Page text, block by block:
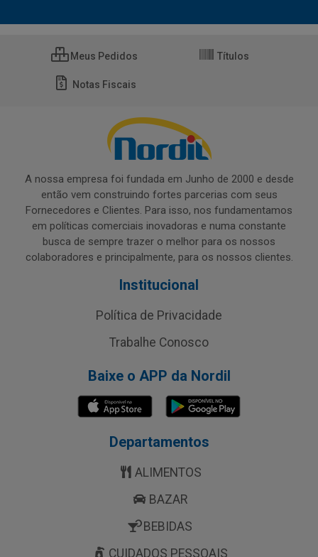
Meus Pedidos Títulos
Notas Fiscais
A nossa empresa foi fundada em Junho de 2000 e desde
então vem construindo fortes parcerias com seus
Fornecedores e Clientes. Para isso, nos fundamentamos
em políticas comerciais inovadoras e numa constante
busca de sempre trazer o melhor para os nossos
colaboradores e principalmente, para os nossos clientes.
Institucional
Política de Privacidade
Trabalhe Conosco
Baixe o APP da Nordil
Departamentos
ALIMENTOS
BAZAR
BEBIDAS
CUIDADOS PESSOAIS